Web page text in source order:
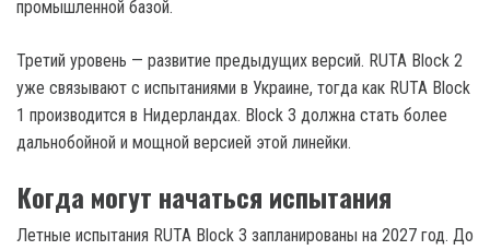
промышленной базой.
Третий уровень — развитие предыдущих версий. RUTA Block 2
уже связывают с испытаниями в Украине, тогда как RUTA Block
1 производится в Нидерландах. Block 3 должна стать более
дальнобойной и мощной версией этой линейки.
Когда могут начаться испытания
Летные испытания RUTA Block 3 запланированы на 2027 год. До